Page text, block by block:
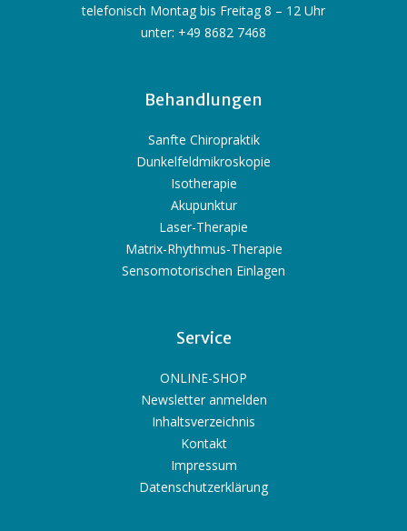
telefonisch Montag bis Freitag 8 – 12 Uhr
unter: +49 8682 7468
Behandlungen
Sanfte Chiropraktik
Dunkelfeldmikroskopie
Isotherapie
Akupunktur
Laser-Therapie
Matrix-Rhythmus-Therapie
Sensomotorischen Einlagen
Service
ONLINE-SHOP
Newsletter anmelden
Inhaltsverzeichnis
Kontakt
Impressum
Datenschutzerklärung